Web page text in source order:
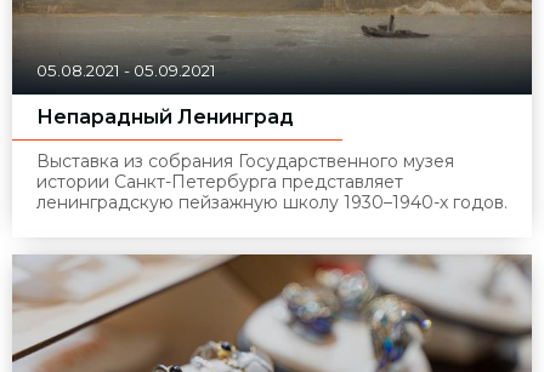
05.08.2021-05.09.2021
Непарадный Ленинград
Выставка из собрания Государственного музея
истории Санкт-Петербурга представляет
ленинградскую пейзажную школу 1930–1940-х годов.